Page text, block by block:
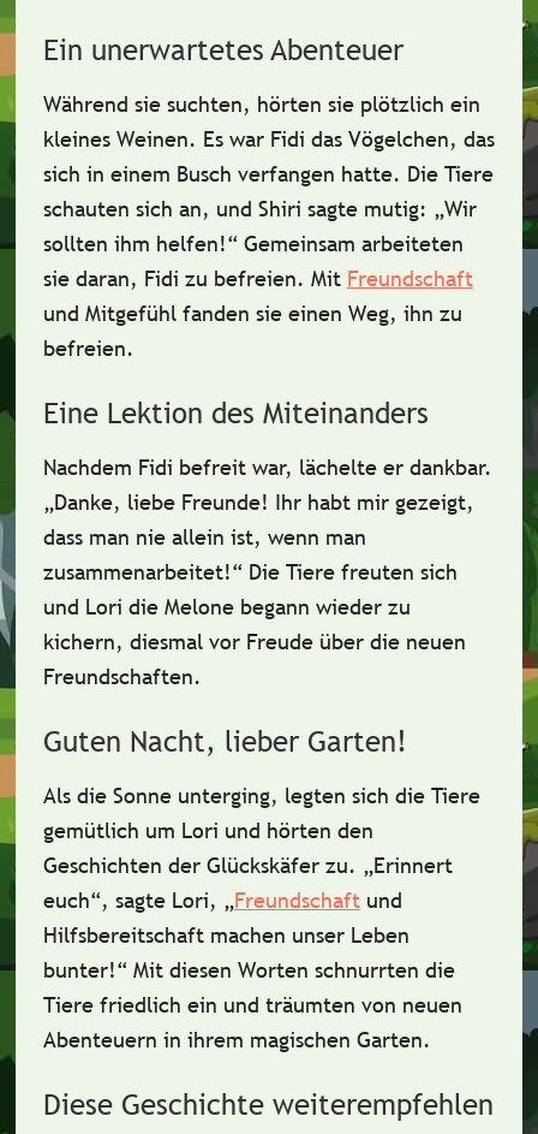
Ein unerwartetes Abenteuer
Während sie suchten, hörten sie plötzlich ein
kleines Weinen. Es war Fidi das Vögelchen, das
sich in einem Busch verfangen hatte. Die Tiere
schauten sich an, und Shiri sagte mutig: „Wir
sollten ihm helfen!“ Gemeinsam arbeiteten
sie daran, Fidi zu befreien. Mit Freundschaft
und Mitgefühlfanden sie einen Weg, ihn zu
befreien.
Eine Lektion des Miteinanders
Nachdem Fidi befreit war, lächelte er dankbar.
„Danke, liebe Freunde! Ihr habt mir gezeigt,
dass man nie allein ist, wenn man
zusammenarbeitet!“ Die Tiere freuten sich
und Lori die Melone begann wieder zu
kichern, diesmal vor Freude über die neuen
Freundschaften.
Guten Nacht, lieber Garten!
Als die Sonne unterging, legten sich die Tiere
gemütlich um Lori und hörten den
Geschichten der Glückskäfer zu. „Erinnert
euch“, sagte Lori, „Freundschaftund
Hilfsbereitschaftmachen unser Leben
bunter!“ Mit diesen Worten schnurrten die
Tiere friedlich ein und träumten von neuen
Abenteuern in ihrem magischen Garten.
Diese Geschichte weiterempfehlen